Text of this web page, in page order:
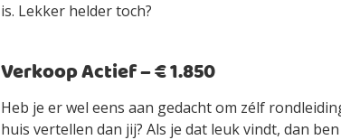
is. Lekker helder toch?
Verkoop Actief – € 1.850
Heb je er wel eens aan gedacht om zélf
huis vertellen dan jij? Als je dat leuk vindt, dan